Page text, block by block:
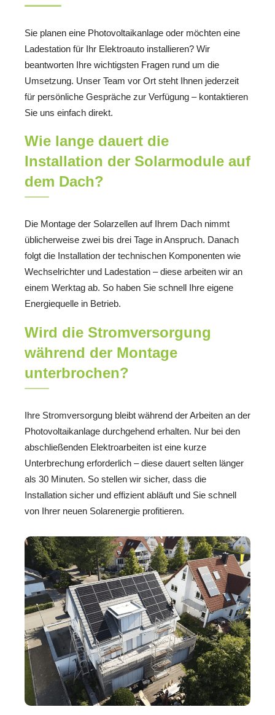
Sie planen eine Photovoltaikanlage oder möchten eine
Ladestation für Ihr Elektroauto installieren? Wir
beantworten Ihre wichtigsten Fragen rund um die
Umsetzung. Unser Team vor Ort steht Ihnen jederzeit
für persönliche Gespräche zur Verfügung – kontaktieren
Sie uns einfach direkt.
Wie lange dauert die
Installation der Solarmodule auf
dem Dach?
Die Montage der Solarzellen auf Ihrem Dach nimmt
üblicherweise zwei bis drei Tage in Anspruch. Danach
folgt die Installation der technischen Komponenten wie
Wechselrichter und Ladestation – diese arbeiten wir an
einem Werktag ab. So haben Sie schnell Ihre eigene
Energiequelle in Betrieb.
Wird die Stromversorgung
während der Montage
unterbrochen?
Ihre Stromversorgung bleibt während der Arbeiten an der
Photovoltaikanlage durchgehend erhalten. Nur bei den
abschließenden Elektroarbeiten ist eine kurze
Unterbrechung erforderlich – diese dauert selten länger
als 30 Minuten. So stellen wir sicher, dass die
Installation sicher und effizient abläuft und Sie schnell
von Ihrer neuen Solarenergie profitieren.